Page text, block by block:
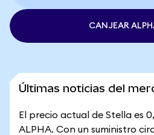
CANJEAR
Últimas noticias del
El precio actual de Stella es
ALPHA. Con un suministro